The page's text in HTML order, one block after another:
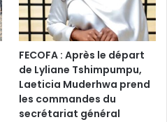
FECOFA : Après le départ
de Lyliane Tshimpumpu,
Laeticia Muderhwa prend
les commandes du
secrétariat général